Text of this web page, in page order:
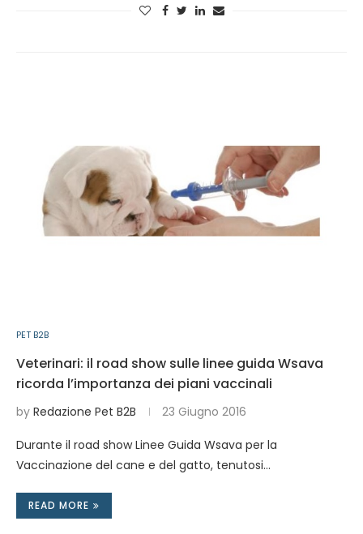
PET B2B
Veterinari: il road show sulle linee guida Wsava
ricorda l’importanza dei piani vaccinali
by Redazione Pet B2B 23 Giugno 2016
Durante il road show Linee Guida Wsava per la
Vaccinazione del cane e del gatto, tenutosi…
READ MORE